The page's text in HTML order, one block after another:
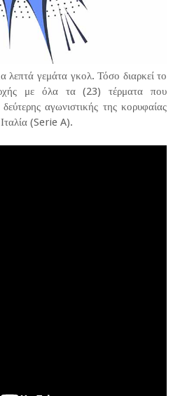
λεπτά γεμάτα γκολ. Τόσο διαρκεί το
με όλα τα (23) τέρματα που
αγωνιστικής της κορυφαίας
(Serie A).